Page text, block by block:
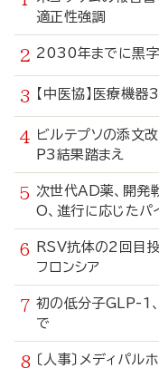
適正性強調
2030年までに黒
【中医協】医療機
ビルテプソの添
P3結果踏まえ
次世代AD薬、開発
O、進行に応じたパ
RSV抗体の2回目
フロンシア
初の低分子GLP-1
で
〔人事〕メディパ